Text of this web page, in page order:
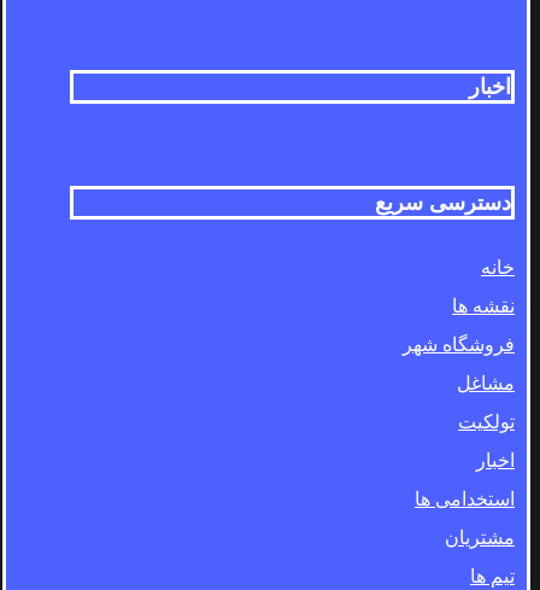
اخبار
دسترسی سریع
خانه
نقشه ها
فروشگاه شهر
مشاغل
تولکیت
اخبار
استخدامی ها
مشتریان
تیم ها